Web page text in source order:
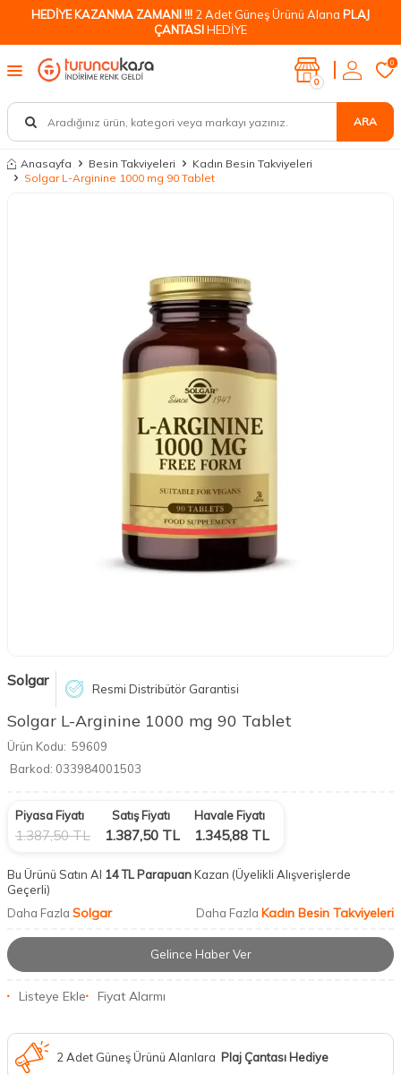
HEDİYE KAZANMA ZAMANI !!! 2 Adet Güneş Ürünü Alana PLAJ
ÇANTASIHEDİYE
ARA
0
0
Anasayfa Besin Takviyeleri
Kadın Besin Takviyeleri
Solgar L-Arginine 1000 mg 90 Tablet
Solgar Resmi Distribütör Garantisi
Solgar L-Arginine 1000 mg 90 Tablet
Ürün Kodu: 59609
Barkod: 033984001503
Piyasa Fiyatı
1.387,50TL
Satış Fiyatı
1.387,50 TL
Havale Fiyatı
1.345,88 TL
Bu Ürünü Satın Al 14 TL ParapuanKazan (Üyelikli Alışverişlerde
Geçerli)
Daha Fazla Solgar Daha Fazla Kadın Besin Takviyeleri
Gelince Haber Ver
Listeye Ekle Fiyat Alarmı
2 Adet Güneş Ürünü Alanlara Plaj Çantası Hediye